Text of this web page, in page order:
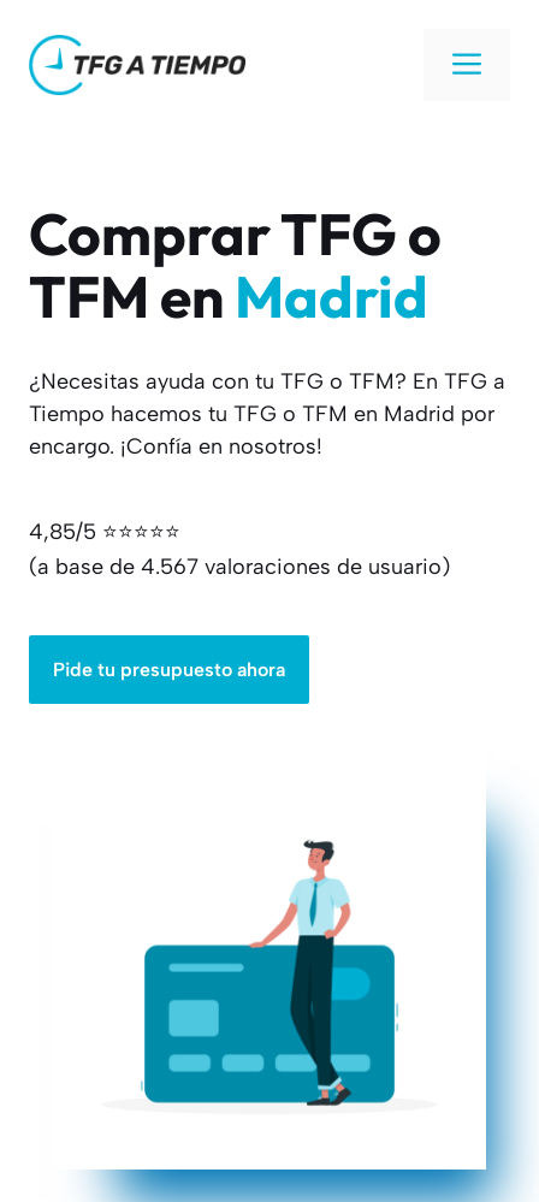
contenido
Comprar TFG o
TFM en Madrid
¿Necesitas ayuda con tu TFG o TFM? En TFG a
Tiempo hacemos tu TFG o TFM en Madrid por
encargo. ¡Confía en nosotros!
4,85/5 ⭐⭐⭐⭐⭐
(a base de 4.567 valoraciones de usuario)
Pide tu presupuesto ahora